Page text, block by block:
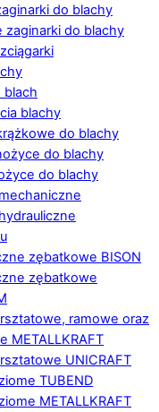
do blachy
zaginarki do blachy
blach
blachy
do blachy
do blachy
do blachy
zębatkowe BISON
zębatkowe
ramowe oraz
METALLKRAFT
UNICRAFT
TUBEND
METALLKRAFT